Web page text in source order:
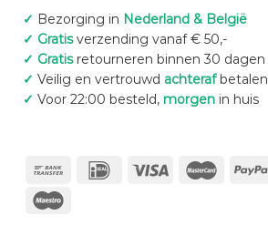
✓ Bezorging in Nederland & België
✓ Gratisverzending vanaf € 50,-
✓ Gratisretourneren binnen 30 dagen
✓ Veilig en vertrouwd achterafbetalen
✓ Voor 22:00 besteld, morgenin huis